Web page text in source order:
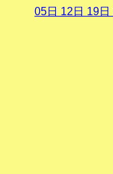
05日 12 日 19日